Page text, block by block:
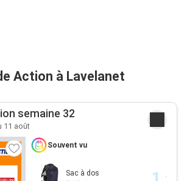
Action à Lavelanet
semaine 32
11 août
Souvent vu
Sac à dos